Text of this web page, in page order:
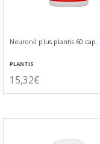
Neuronil plus plantis 60 cap.
PLANTIS
15,32€